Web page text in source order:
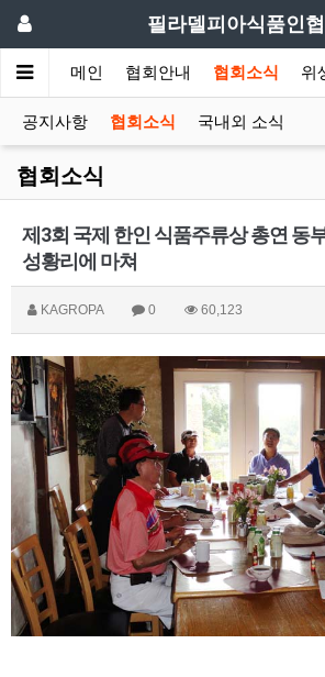
필라델피아식품인
메인 협회안내 협회소식 위
공지사항 협회소식 국내외 소식
협회소식
제3회 국제 한인 식품주류상 총연 동
성황리에 마쳐
KAGROPA 0 60,123